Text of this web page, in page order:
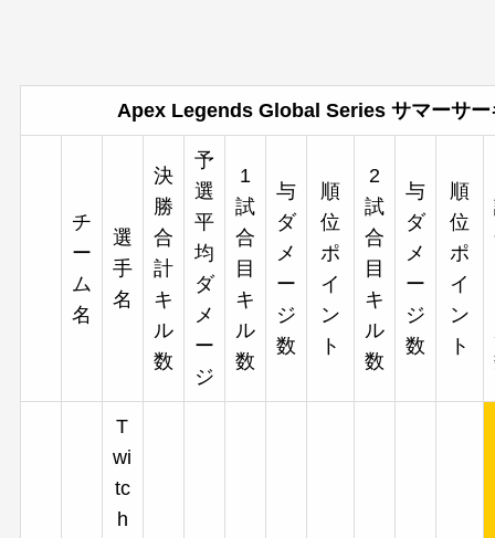
Apex Legends Global Series サマーサ
チ
ー
ム
名
選
手
名
決
勝
合
計
キ
ル
数
予
選
平
均
ダ
メ
ー
ジ
1
試
合
目
キ
ル
数
与
ダ
メ
ー
ジ
数
順
位
ポ
イ
ン
ト
2
試
合
目
キ
ル
数
与
ダ
メ
ー
ジ
数
順
位
ポ
イ
ン
ト
T
wi
tc
h